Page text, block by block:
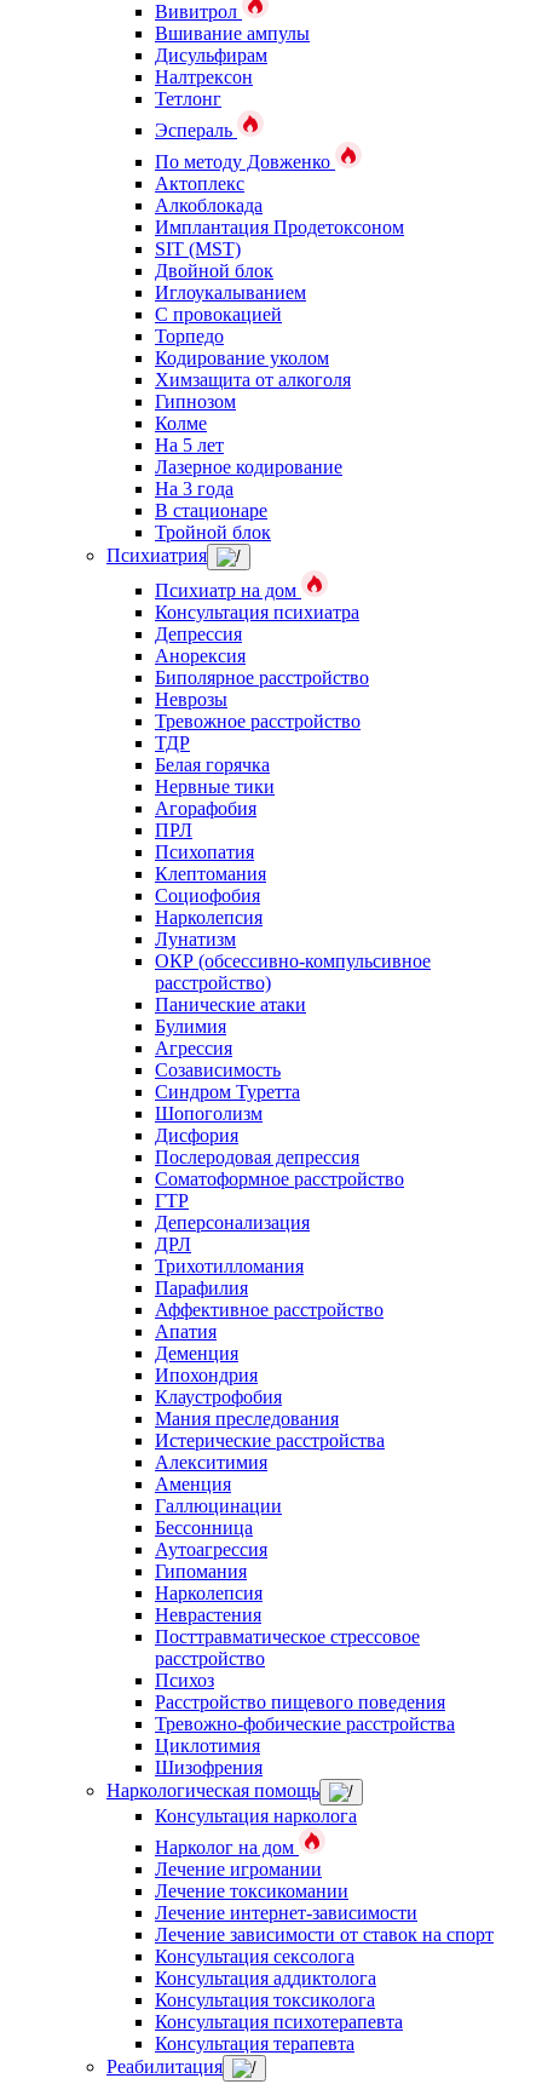
Вивитрол
Вшивание ампулы
Дисульфирам
Налтрексон
Тетлонг
Эспераль
По методу Довженко
Актоплекс
Алкоблокада
Имплантация Продетоксоном
SIT (MST)
Двойной блок
Иглоукалыванием
С провокацией
Торпедо
Кодирование уколом
Химзащита от алкоголя
Гипнозом
Колме
На 5 лет
Лазерное кодирование
На 3 года
В стационаре
Тройной блок
Психиатрия
Психиатр на дом
Консультация психиатра
Депрессия
Анорексия
Биполярное расстройство
Неврозы
Тревожное расстройство
ТДР
Белая горячка
Нервные тики
Агорафобия
ПРЛ
Психопатия
Клептомания
Социофобия
Нарколепсия
Лунатизм
ОКР (обсессивно-компульсивное
расстройство)
Панические атаки
Булимия
Агрессия
Созависимость
Синдром Туретта
Шопоголизм
Дисфория
Послеродовая депрессия
Соматоформное расстройство
ГТР
Деперсонализация
ДРЛ
Трихотилломания
Парафилия
Аффективное расстройство
Апатия
Деменция
Ипохондрия
Клаустрофобия
Мания преследования
Истерические расстройства
Алекситимия
Аменция
Галлюцинации
Бессонница
Аутоагрессия
Гипомания
Нарколепсия
Неврастения
Посттравматическое стрессовое
расстройство
Психоз
Расстройство пищевого поведения
Тревожно-фобические расстройства
Циклотимия
Шизофрения
Наркологическая помощь
Консультация нарколога
Нарколог на дом
Лечение игромании
Лечение токсикомании
Лечение интернет-зависимости
Лечение зависимости от ставок на спорт
Консультация сексолога
Консультация аддиктолога
Консультация токсиколога
Консультация психотерапевта
Консультация терапевта
Реабилитация